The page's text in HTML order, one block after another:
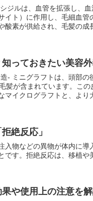
イト）に作用し、毛細血
酸素が供給され、毛髪の
っておきたい美容
数ミリメ
が含まれています。この
マイクログラフトと、よ
絶反応」
入物などの異物が体内に
です。拒絶反応は、移植や
や使用上の注意を